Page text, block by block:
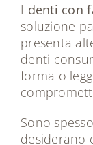
I denti con
soluzione
presenta
denti
forma o
Sono
desiderano